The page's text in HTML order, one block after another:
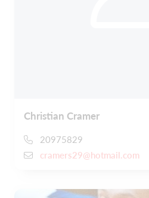
Christian Cramer
20975829
cramers29@hotmail.com